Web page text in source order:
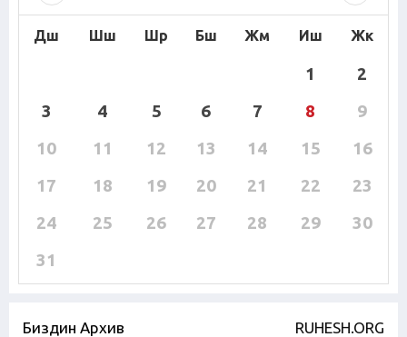
Дш Шш Шр Бш Жм Иш Жк
1
2
3
4 5 6 7 8
9
10
11 12 13 14 15
16
17
18 19 20 21 22
23
24
25 26 27 28 29
30
31
Биздин Архив RUHESH.ORG